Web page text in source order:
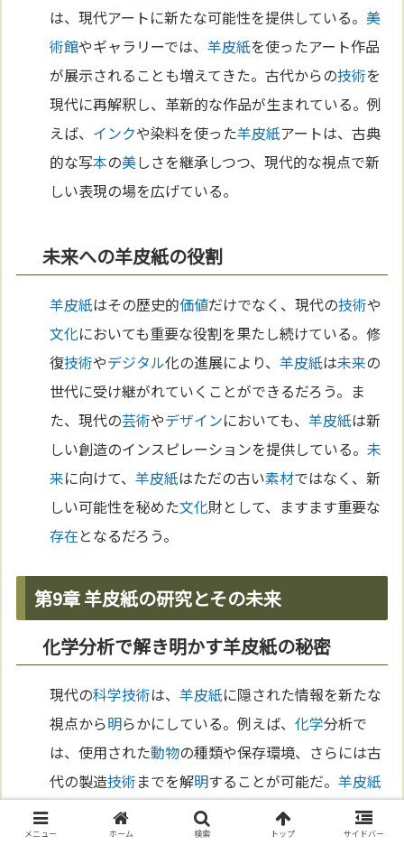
は、現代アートに新たな可能性を提供している。美
術館やギャラリーでは、羊皮紙を使ったアート作品
が展示されることも増えてきた。古代からの技術を
現代に再解釈し、革新的な作品が生まれている。例
えば、 インクや染料を使った羊皮紙アートは、古典
的な写本の美しさを継承しつつ、現代的な視点で新
しい表現の場を広げている。
未来への羊皮紙の役割
羊皮紙はその歴史的価値だけでなく、現代の技術や
文化においても重要な役割を果たし続けている。修
復技術やデジタル化の進展により、羊皮紙は未来の
世代に受け継がれていくことができるだろう。ま
た、現代の芸術やデザインにおいても、羊皮紙は新
しい創造のインスピレーションを提供している。未
来に向けて、羊皮紙はただの古い素材ではなく、新
しい可能性を秘めた文化財として、ますます重要な
存在となるだろう。
第9章 羊皮紙の研究とその未来
化学分析で解き明かす羊皮紙の秘密
現代の科学技術は、羊皮紙に隠された情報を新たな
視点から明らかにしている。例えば、化学分析で
は、使用された動物の種類や保存環境、さらには古
代の製造技術までを解明することが可能だ。羊皮紙
に残された微量の
化学物質
から、その製造地や時代
が特定できることもある。こうした科学 的研究によ
メニュー ホーム 検索 トップ サイドバー